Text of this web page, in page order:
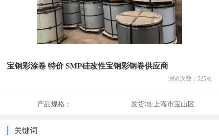
宝钢彩涂卷 特价 SMP硅改性宝钢彩钢卷供应商
浏览次数： 525次
产品规格： 发货地: 上海市宝山区
关键词